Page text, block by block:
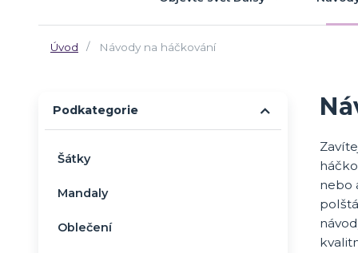
Úvod Návody na háčkování
nebo
Podkategorie
Šátky
Mandaly
Oblečení